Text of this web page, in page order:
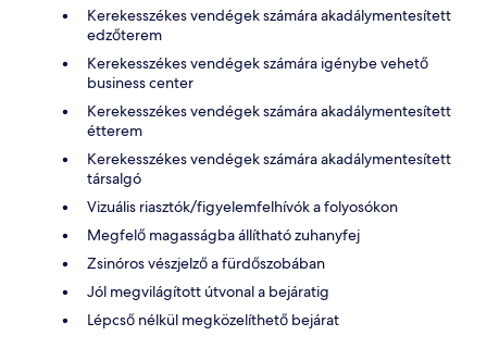
Kerekesszékes vendégek számára akadálymentesített
edzőterem
Kerekesszékes vendégek számára igénybe vehető
business center
Kerekesszékes vendégek számára akadálymentesített
étterem
Kerekesszékes vendégek számára akadálymentesített
társalgó
Vizuális riasztók/figyelemfelhívók a folyosókon
Megfelő magasságba állítható zuhanyfej
Zsinóros vészjelző a fürdőszobában
Jól megvilágított útvonal a bejáratig
Lépcső nélkül megközelíthető bejárat